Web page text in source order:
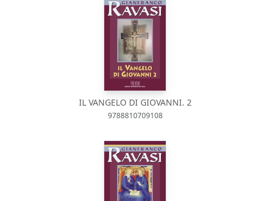
IL VANGELO DI GIOVANNI. 2
9788810709108